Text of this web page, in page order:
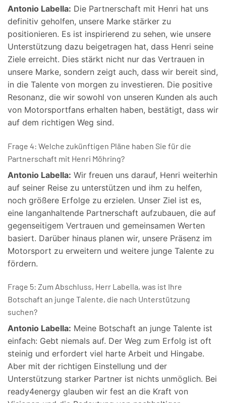
Antonio Labella: Die Partnerschaft mit Henri hat uns
definitiv geholfen, unsere Marke stärker zu
positionieren. Es ist inspirierend zu sehen, wie unsere
Unterstützung dazu beigetragen hat, dass Henri seine
Ziele erreicht. Dies stärkt nicht nur das Vertrauen in
unsere Marke, sondern zeigt auch, dass wir bereit sind,
in die Talente von morgen zu investieren. Die positive
Resonanz, die wir sowohl von unseren Kunden als auch
von Motorsportfans erhalten haben, bestätigt, dass wir
auf dem richtigen Weg sind.
Frage 4: Welche zukünftigen Pläne haben Sie für die
Partnerschaft mit Henri Möhring?
Antonio Labella: Wir freuen uns darauf, Henri weiterhin
auf seiner Reise zu unterstützen und ihm zu helfen,
noch größere Erfolge zu erzielen. Unser Ziel ist es,
eine langanhaltende Partnerschaft aufzubauen, die auf
gegenseitigem Vertrauen und gemeinsamen Werten
basiert. Darüber hinaus planen wir, unsere Präsenz im
Motorsport zu erweitern und weitere junge Talente zu
fördern.
Frage 5: Zum Abschluss, Herr Labella, was ist Ihre
Botschaft an junge Talente, die nach Unterstützung
suchen?
Antonio Labella: Meine Botschaft an junge Talente ist
einfach: Gebt niemals auf. Der Weg zum Erfolg ist oft
steinig und erfordert viel harte Arbeit und Hingabe.
Aber mit der richtigen Einstellung und der
Unterstützung starker Partner ist nichts unmöglich. Bei
ready4energy glauben wir fest an die Kraft von